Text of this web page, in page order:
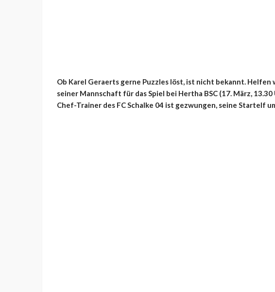
Ob Karel Geraerts gerne Puzzles löst, ist nicht bekannt.
seiner Mannschaft für das Spiel bei Hertha BSC (17. März,
Chef-Trainer des FC Schalke 04 ist gezwungen, seine Startelf